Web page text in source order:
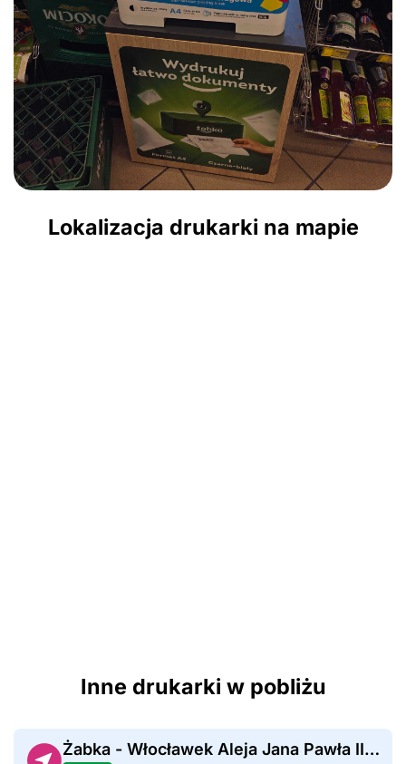
Lokalizacja drukarki na mapie
Inne drukarki w pobliżu
Żabka - Włocławek Aleja Jana Pawła II 151B